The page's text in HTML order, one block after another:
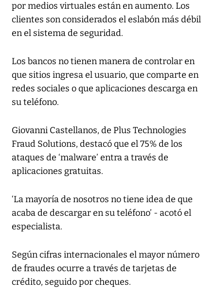
por medios virtuales están en aumento. Los
clientes son considerados el eslabón más débil
en el sistema de seguridad.
Los bancos no tienen manera de controlar en
que sitios ingresa el usuario, que comparte en
redes sociales o que aplicaciones descarga en
su teléfono.
Giovanni Castellanos, de Plus Technologies
Fraud Solutions, destacó que el 75% de los
ataques de ‘malware’ entra a través de
aplicaciones gratuitas.
‘La mayoría de nosotros no tiene idea de que
acaba de descargar en su teléfono’ - acotó el
especialista.
Según cifras internacionales el mayor número
de fraudes ocurre a través de tarjetas de
crédito, seguido por cheques.